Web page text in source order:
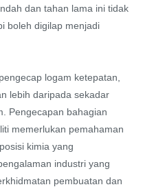
dan tahan lama ini tidak
boleh digilap menjadi
logam ketepatan,
lebih daripada sekadar
Pengecapan bahagian
memerlukan pemahaman
kimia yang
industri yang
pembuatan dan